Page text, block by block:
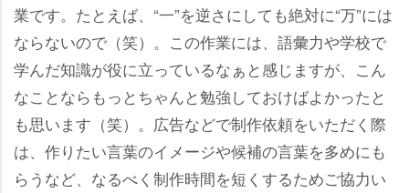
業です。たとえば、“一”を逆さにしても絶対に“万”には
ならないので（笑）。この作業には、語彙力や学校で
学んだ知識が役に立っているなぁと感じますが、こん
なことならもっとちゃんと勉強しておけばよかったと
も思います（笑）。広告などで制作依頼をいただく際
は、作りたい言葉のイメージや候補の言葉を多めにも
らうなど、なるべく制作時間を短くするためご協力い